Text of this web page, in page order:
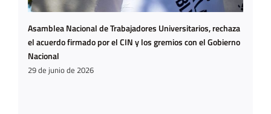
Asamblea Nacional de Trabajadores Universitarios, rechaza
el acuerdo firmado por el CIN y los gremios con el Gobierno
Nacional
29 de junio de 2026